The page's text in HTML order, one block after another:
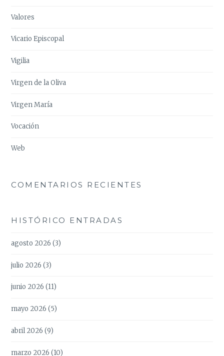
Valores
Vicario Episcopal
Vigilia
Virgen de la Oliva
Virgen María
Vocación
Web
COMENTARIOS RECIENTES
HISTÓRICO ENTRADAS
agosto 2026 (3)
julio 2026 (3)
junio 2026 (11)
mayo 2026 (5)
abril 2026 (9)
marzo 2026 (10)